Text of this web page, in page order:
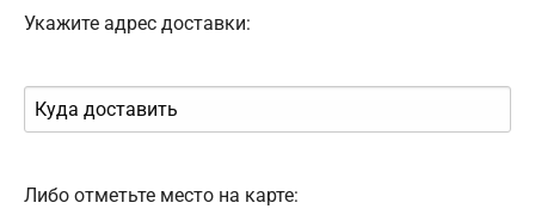
Укажите адрес доставки:
Либо отметьте место на карте: